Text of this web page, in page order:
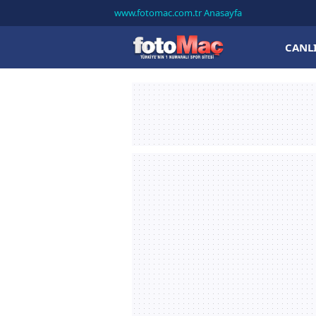
www.fotomac.com.tr Anasayfa